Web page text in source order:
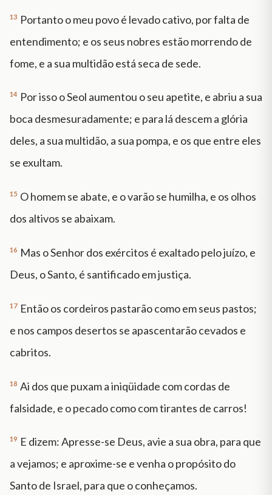
13 Portanto o meu povo é levado cativo, por falta de
entendimento; e os seus nobres estão morrendo de
fome, e a sua multidão está seca de sede.
14 Por isso o Seol aumentou o seu apetite, e abriu a sua
boca desmesuradamente; e para lá descem a glória
deles, a sua multidão, a sua pompa, e os que entre eles
se exultam.
15 O homem se abate, e o varão se humilha, e os olhos
dos altivos se abaixam.
16 Mas o Senhor dos exércitos é exaltado pelo juízo, e
Deus, o Santo, é santificado em justiça.
17 Então os cordeiros pastarão como em seus pastos;
e nos campos desertos se apascentarão cevados e
cabritos.
18 Ai dos que puxam a iniqüidade com cordas de
falsidade, e o pecado como com tirantes de carros!
19 E dizem: Apresse-se Deus, avie a sua obra, para que
a vejamos; e aproxime-se e venha o propósito do
Santo de Israel, para que o conheçamos.